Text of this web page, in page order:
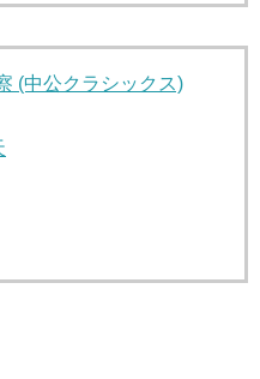
(中公クラシックス)